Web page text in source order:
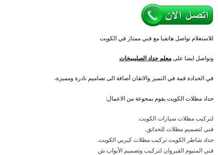
للاستعلام تواصل هاتفيا مع فني ممتاز في الكويت
وتواصل ايضا علىمعلم حداد الصليبيخات
في الحدادة قمة في التميز والاتقان أضافة الى تصاميم نادرة ومميزة،
حداد مظلات الكويت يقوم بمجوعة من الاعمال:
لتركيب مظلات سيارات الكويت.
فني لتصميم مظلات للحدائق.
حداد شاطر الكويت تركيب مظلات كيربي الكويت.
فني المنيوم القيروان لتركيب وتصميم الأبواب.ش